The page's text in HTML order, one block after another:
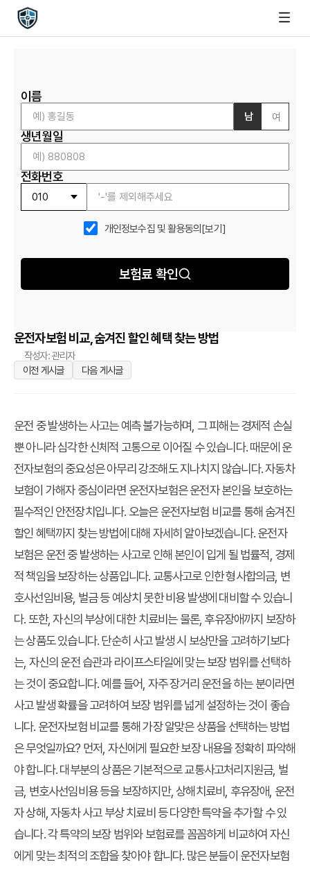
이름
남 여
생년월일
전화번호
개인정보수집 및 활용동의 [보기]
보험료 확인
운전자보험 비교, 숨겨진 할인 혜택 찾는 방법
작성자: 관리자
이전 게시글
다음 게시글
운전 중 발생하는 사고는 예측 불가능하며, 그 피해는 경제적 손실
뿐 아니라 심각한 신체적 고통으로 이어질 수 있습니다. 때문에 운
전자보험의 중요성은 아무리 강조해도 지나치지 않습니다. 자동차
보험이 가해자 중심이라면 운전자보험은 운전자 본인을 보호하는
필수적인 안전장치입니다. 오늘은 운전자보험 비교를 통해 숨겨진
할인 혜택까지 찾는 방법에 대해 자세히 알아보겠습니다. 운전자
보험은 운전 중 발생하는 사고로 인해 본인이 입게 될 법률적, 경제
적 책임을 보장하는 상품입니다. 교통사고로 인한 형사합의금, 변
호사선임비용, 벌금 등 예상치 못한 비용 발생에 대비할 수 있습니
다. 또한, 자신의 부상에 대한 치료비는 물론, 후유장애까지 보장하
는 상품도 있습니다. 단순히 사고 발생 시 보상만을 고려하기보다
는, 자신의 운전 습관과 라이프스타일에 맞는 보장 범위를 선택하
는 것이 중요합니다. 예를 들어, 자주 장거리 운전을 하는 분이라면
사고 발생 확률을 고려하여 보장 범위를 넓게 설정하는 것이 좋습
니다. 운전자보험 비교를 통해 가장 알맞은 상품을 선택하는 방법
은 무엇일까요? 먼저, 자신에게 필요한 보장 내용을 정확히 파악해
야 합니다. 대부분의 상품은 기본적으로 교통사고처리지원금, 벌
금, 변호사선임비용 등을 보장하지만, 상해치료비, 후유장애, 운전
자 상해, 자동차 사고 부상 치료비 등 다양한 특약을 추가할 수 있
습니다. 각 특약의 보장 범위와 보험료를 꼼꼼하게 비교하여 자신
에게 맞는 최적의 조합을 찾아야 합니다. 많은 분들이 운전자보험